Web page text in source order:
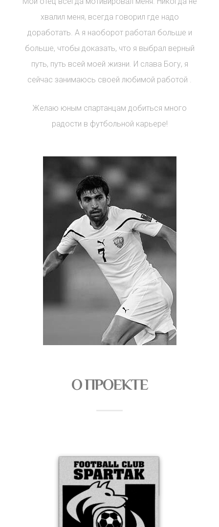
хвалил меня, всегда говорил где надо
доработать. А я наоборот работал больше и
больше, чтобы доказать, что я выбрал верный
путь, путь всей моей жизни. И слава Богу, я
сейчас занимаюсь своей любимой работой .
Желаю юным спартанцам добиться много
радости в футбольной карьере!
О ПРОЕКТЕ